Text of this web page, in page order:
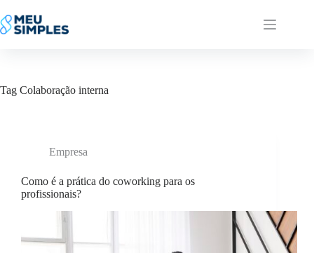
para
o
Tag Colaboração interna
Empresa
Como é a prática do coworking para os
profissionais?